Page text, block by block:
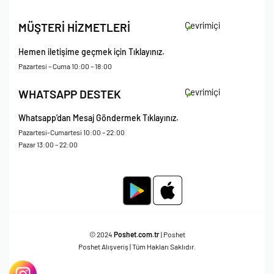
Çerez Politikası
Kişisel Verileri Koruma – Çerez ve Ticari İletişim Açık Rıza Metni
Mesafeli Satış Sözleşmesi
MÜŞTERİ HİZMETLERİ Çevrimiçi
Hemen iletişime geçmek için Tıklayınız.
Pazartesi – Cuma 10:00 – 18:00
WHATSAPP DESTEK Çevrimiçi
Whatsapp’dan Mesaj Göndermek Tıklayınız.
Pazartesi-Cumartesi 10:00 – 22:00
Pazar 13:00 – 22:00
© 2024 Poshet.com.tr| Poshet
Poshet Alışveriş | Tüm Hakları Saklıdır.